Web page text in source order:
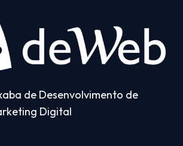
de Desenvolvimento de
Digital